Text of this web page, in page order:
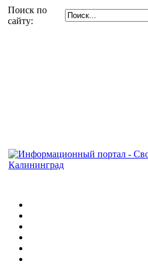
Поиск по
сайту: